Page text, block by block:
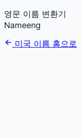
영문 이름 변환기
Nameeng
미국 이름 홈으로